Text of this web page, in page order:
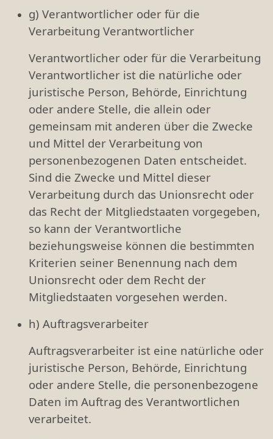
g) Verantwortlicher oder für die
Verarbeitung Verantwortlicher
Verantwortlicher oder für die Verarbeitung
Verantwortlicher ist die natürliche oder
juristische Person, Behörde, Einrichtung
oder andere Stelle, die allein oder
gemeinsam mit anderen über die Zwecke
und Mittel der Verarbeitung von
personenbezogenen Daten entscheidet.
Sind die Zwecke und Mittel dieser
Verarbeitung durch das Unionsrecht oder
das Recht der Mitgliedstaaten vorgegeben,
so kann der Verantwortliche
beziehungsweise können die bestimmten
Kriterien seiner Benennung nach dem
Unionsrecht oder dem Recht der
Mitgliedstaaten vorgesehen werden.
h) Auftragsverarbeiter
Auftragsverarbeiter ist eine natürliche oder
juristische Person, Behörde, Einrichtung
oder andere Stelle, die personenbezogene
Daten im Auftrag des Verantwortlichen
verarbeitet.